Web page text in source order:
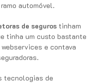
automóvel.
de seguros tinham
tinha um custo bastante
e contava
tecnologias de